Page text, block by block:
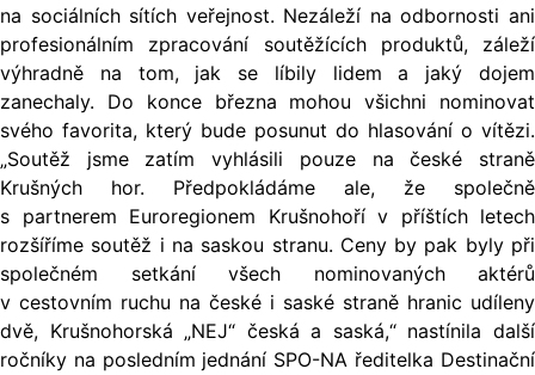
na sociálních sítích veřejnost. Nezáleží na odbornosti ani
profesionálním zpracování soutěžících produktů, záleží
výhradně na tom, jak se líbily lidem a jaký dojem
zanechaly. Do konce března mohou všichni nominovat
svého favorita, který bude posunut do hlasování o vítězi.
„Soutěž jsme zatím vyhlásili pouze na české straně
Krušných hor. Předpokládáme ale, že společně
s partnerem Euroregionem Krušnohoří v příštích letech
rozšíříme soutěž i na saskou stranu. Ceny by pak byly při
společném setkání všech nominovaných aktérů
v cestovním ruchu na české i saské straně hranic udíleny
dvě, Krušnohorská „NEJ“ česká a saská,“ nastínila další
ročníky na posledním jednání SPO-NA ředitelka Destinační